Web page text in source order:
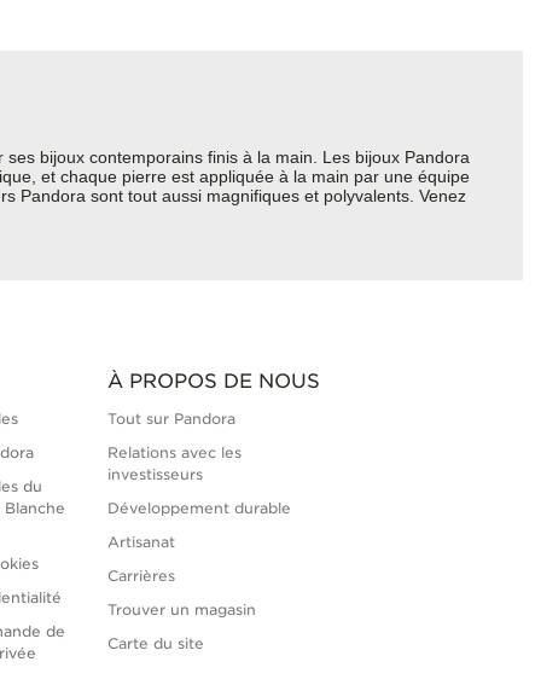
bijoux contemporains finis à la main. Les bijoux Pandora
et chaque pierre est appliquée à la main par une équipe
Pandora sont tout aussi magnifiques et polyvalents. Venez
du
Blanche
de
À PROPOS DE NOUS
Tout sur Pandora
Relations avec les
investisseurs
Développement durable
Artisanat
Carrières
Trouver un magasin
Carte du site